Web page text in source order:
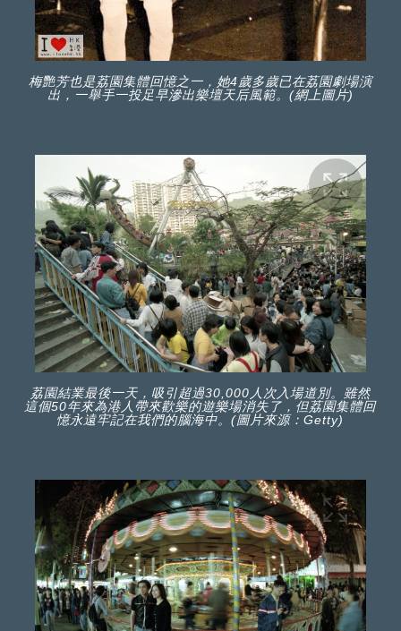
梅艷芳也是荔園集體回憶之一，她4歲多歲已在荔園劇場演
出，一舉手一投足早滲出樂壇天后風範。(網上圖片)
荔園結業最後一天，吸引超過30,000人次入場道別。雖然
這個50年來為港人帶來歡樂的遊樂場消失了，但荔園集體回
憶永遠牢記在我們的腦海中。(圖片來源：Getty)